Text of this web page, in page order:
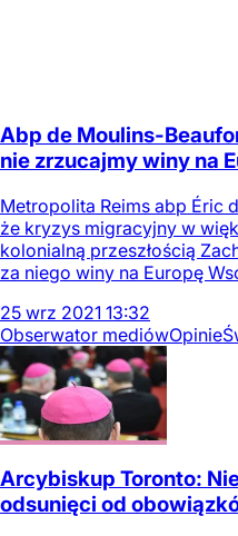
Abp de Moulins-
nie zrzucajmy winy na
Metropolita Reims abp Éric
że kryzys migracyjny w
kolonialną przeszłością
za niego winy na Europę
25 wrz 2021 13:32
Obserwator mediówOpinie
Arcybiskup Toronto:
odsunięci od